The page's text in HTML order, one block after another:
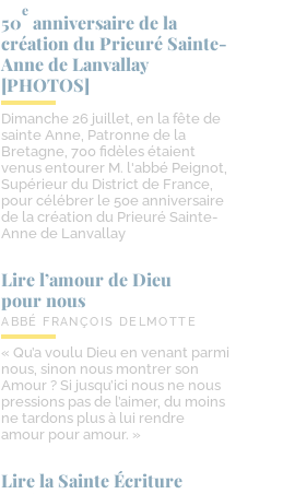
50
e
anniversaire de la
création du Prieuré Sainte-​
Anne de Lanvallay
[PHOTOS]
Dimanche 26 juillet, en la fête de
sainte Anne, Patronne de la
Bretagne, 700 fidèles étaient
venus entourer M. l'abbé Peignot,
Supérieur du District de France,
pour célébrer le 50e anniversaire
de la création du Prieuré Sainte-
Anne de Lanvallay
Lire l’amour de Dieu
pour nous
ABBÉ FRANÇOIS DELMOTTE
« Qu’a voulu Dieu en venant parmi
nous, sinon nous montrer son
Amour ? Si jusqu’ici nous ne nous
pressions pas de l’aimer, du moins
ne tardons plus à lui rendre
amour pour amour. »
Lire la Sainte Écriture